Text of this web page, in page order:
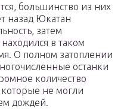
большинство из них
назад Юкатан
затем
в таком
О полном затоплении
останки
количество
не могли
дождей.